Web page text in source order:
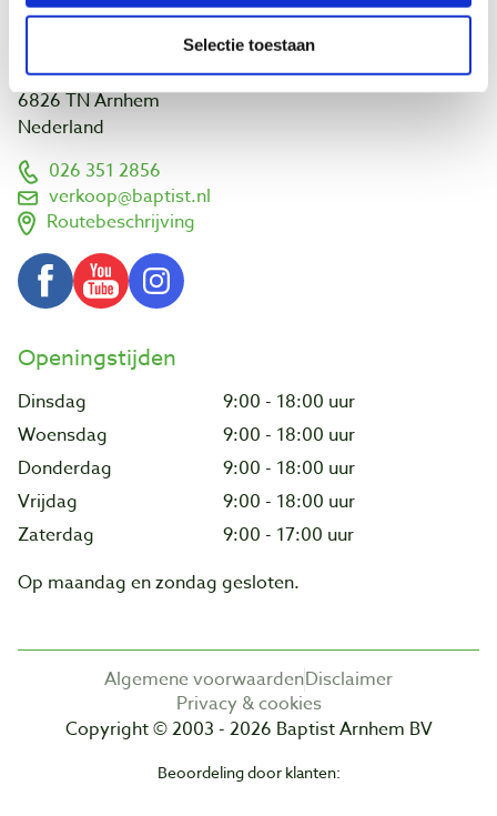
Selectie toestaan
Bezoek ons
Vlamoven 32
6826 TN Arnhem
Nederland
026 351 2856
verkoop@baptist.nl
Routebeschrijving
Openingstijden
Dinsdag
9:00 - 18:00 uur
Woensdag
9:00 - 18:00 uur
Donderdag
9:00 - 18:00 uur
Vrijdag
9:00 - 18:00 uur
Zaterdag
9:00 - 17:00 uur
Op maandag en zondag gesloten.
Algemene voorwaardenDisclaimer
Privacy & cookies
Copyright © 2003 - 2026 Baptist Arnhem BV
Beoordeling door klanten: